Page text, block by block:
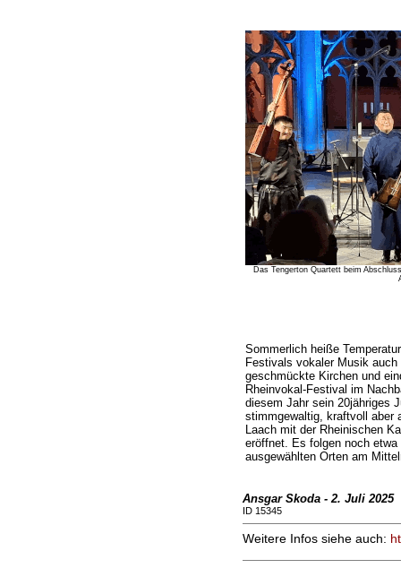
Das Tengerton Quartett beim
Sommerlich heiße
Festivals vokaler Musik
geschmückte Kirchen und
Rheinvokal-Festival im
diesem Jahr sein 20jähriges
stimmgewaltig, kraftvoll aber
Laach mit der Rheinischen
eröffnet. Es folgen noch
ausgewählten Orten am
Ansgar Skoda - 2. Juli 2025
ID 15345
Weitere Infos siehe auch: